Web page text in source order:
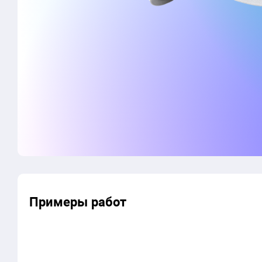
Примеры работ